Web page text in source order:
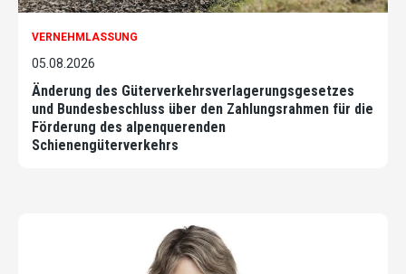
VERNEHMLASSUNG
05.08.2026
Änderung des Güterverkehrsverlagerungsgesetzes
und Bundesbeschluss über den Zahlungsrahmen für die
Förderung des alpenquerenden
Schienengüterverkehrs